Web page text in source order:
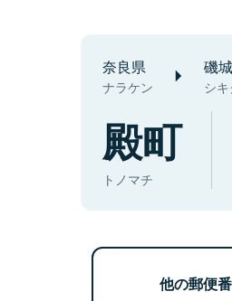
奈良県
ナラケン
磯
シ
殿町
トノマチ
他の郵便